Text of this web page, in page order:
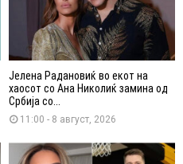
Јелена Радановиќ во екот на
хаосот со Ана Николиќ замина од
Србија со...
11:00 - 8 август, 2026